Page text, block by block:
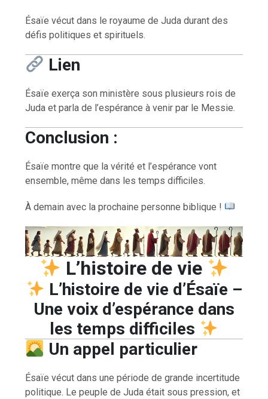
Ésaïe vécut dans le royaume de Juda durant des
défis politiques et spirituels.
Lien
Ésaïe exerça son ministère sous plusieurs rois de
Juda et parla de l’espérance à venir par le Messie.
Conclusion :
Ésaïe montre que la vérité et l’espérance vont
ensemble, même dans les temps difficiles.
À demain avec la prochaine personne biblique !
L’histoire de vie
L’histoire de vie d’Ésaïe –
Une voix d’espérance dans
les temps difficiles
Un appel particulier
Ésaïe vécut dans une période de grande incertitude
politique. Le peuple de Juda était sous pression, et